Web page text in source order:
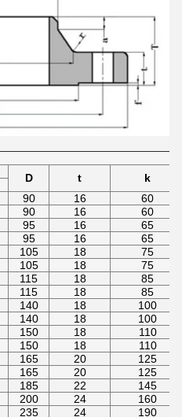
D t k
90 16
60
90 16
60
95 16
65
95 16
65
105 18
75
105 18
75
115 18
85
115 18
85
140 18
100
140 18
100
150 18
110
150 18
110
165 20
125
165 20
125
185 22
145
200 24
160
235 24
190